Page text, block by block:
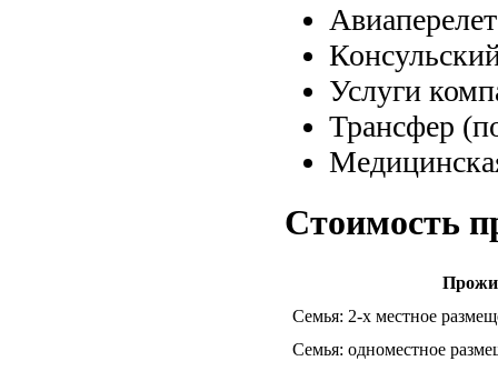
Услуги
Трансфер
Стоимость
Семья: 2-х местное
Семья: одноместное